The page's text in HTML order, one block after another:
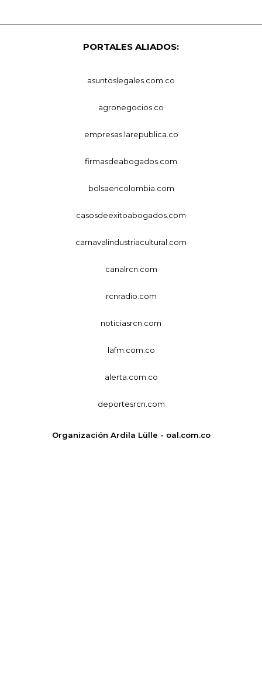
PORTALES ALIADOS:
asuntoslegales.com.co
agronegocios.co
empresas.larepublica.co
firmasdeabogados.com
bolsaencolombia.com
casosdeexitoabogados.com
carnavalindustriacultural.com
canalrcn.com
rcnradio.com
noticiasrcn.com
lafm.com.co
alerta.com.co
deportesrcn.com
Organización Ardila Lülle - oal.com.co